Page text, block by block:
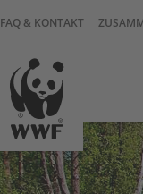
FAQ & KONTAKT